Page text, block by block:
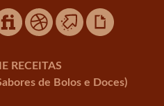
RECEITAS
de Bolos e Doces)